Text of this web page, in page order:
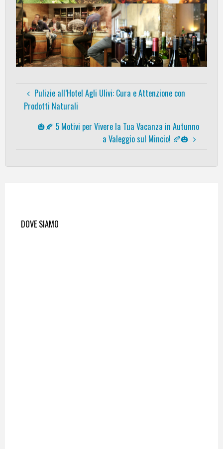
Pulizie all’Hotel Agli Ulivi: Cura e Attenzione con
Prodotti Naturali
🎃🍂 5 Motivi per Vivere la Tua Vacanza in Autunno
a Valeggio sul Mincio! 🍂🎃
DOVE SIAMO